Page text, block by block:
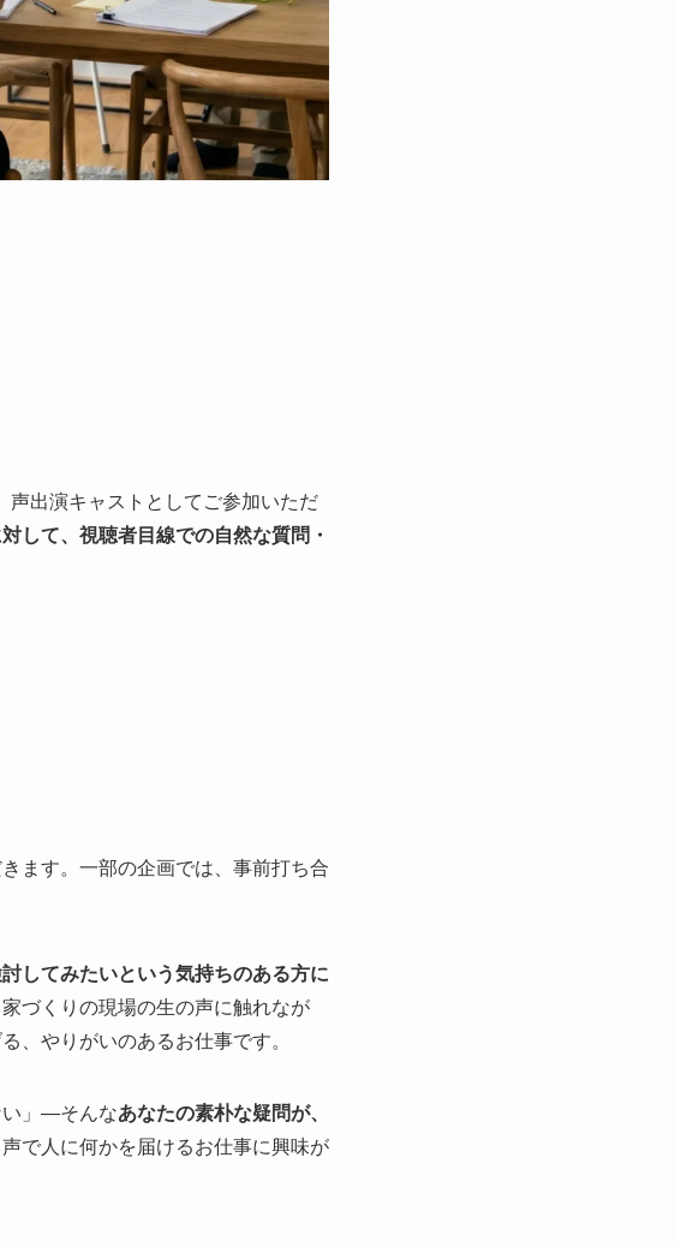
出演キャストとしてご参加いただ
して、視聴者目線での自然な質問・
ます。一部の企画では、事前打ち合
してみたいという気持ちのある方に
づくりの現場の生の声に触れなが
、やりがいのあるお仕事です。
い」—そんなあなたの素朴な疑問が、
で人に何かを届けるお仕事に興味が